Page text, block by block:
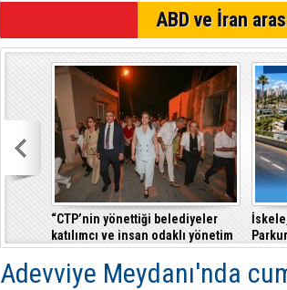
ABD ve İran
“CTP’nin yönettiği belediyeler
katılımcı ve insan odaklı yönetim
anlayışıyla fark yaratıyor”
Adevviye Meydanı'nda